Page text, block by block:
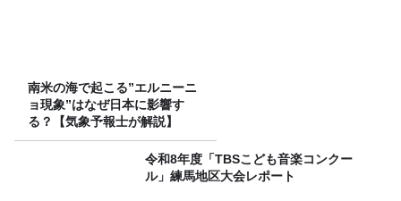
南米の海で起こる”エルニーニ
ョ現象”はなぜ日本に影響す
る？【気象予報士が解説】
令和8年度「TBSこども音楽コンクー
ル」練馬地区大会レポート